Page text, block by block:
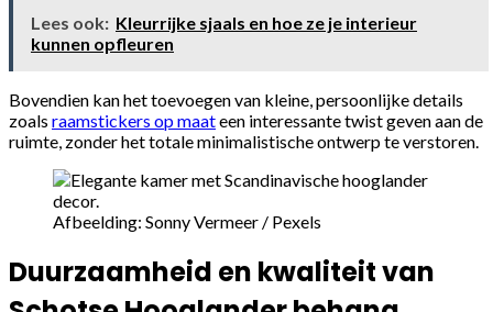
Lees ook: Kleurrijke sjaals en hoe ze je interieur
kunnen opfleuren
Bovendien kan het toevoegen van kleine, persoonlijke details
zoals raamstickers op maateen interessante twist geven aan de
ruimte, zonder het totale minimalistische ontwerp te verstoren.
Afbeelding: Sonny Vermeer / Pexels
Duurzaamheid en kwaliteit van